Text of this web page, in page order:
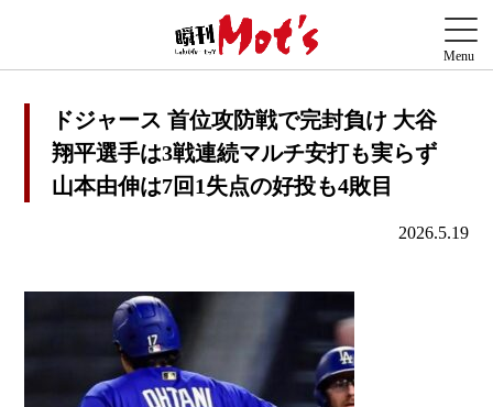
ドジャース 首位攻防戦で完封負け 大谷
翔平選手は3戦連続マルチ安打も実らず
山本由伸は7回1失点の好投も4敗目
2026.5.19